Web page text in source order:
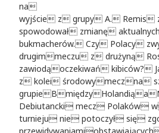
na
wyjście z grupy A. Remis
spowodował zmianę
bukmacherów. Czy Polacy
drugimmeczu z drużyną
zawiodąoczekiwań kibiców?
z kolei środowymeczna
Debiutancki mecz Polaków
turnieju nie potoczył się